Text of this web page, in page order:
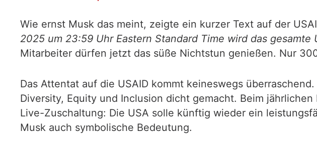
Wie ernst Musk das meint, zeigte ein kurzer Text auf der
2025 um 23:59 Uhr Eastern Standard Time wird das
Mitarbeiter dürfen jetzt das süße Nichtstun genießen. Nur
Das Attentat auf die USAID kommt keineswegs
Diversity, Equity und Inclusion dicht gemacht. Beim
Live-Zuschaltung: Die USA solle künftig wieder ein
Musk auch symbolische Bedeutung.